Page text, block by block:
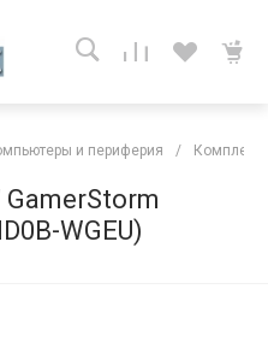
и периферия /
WGEU)